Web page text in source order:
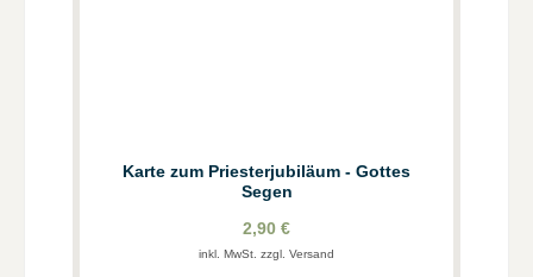
Karte zum Priesterjubiläum - Gottes
Segen
2,90 €
inkl. MwSt. zzgl. Versand